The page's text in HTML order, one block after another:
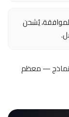
يُشحن
نماذج — معظم